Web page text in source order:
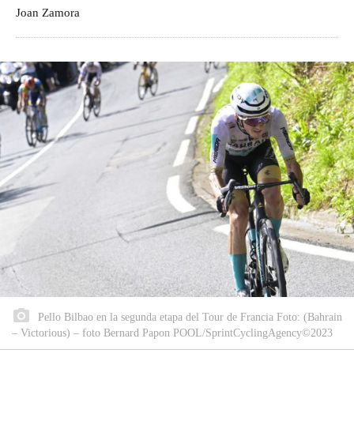
Joan Zamora
Pello Bilbao en la segunda etapa del Tour de Francia Foto: (Bahrain
– Victorious) – foto Bernard Papon POOL/SprintCyclingAgency©2023